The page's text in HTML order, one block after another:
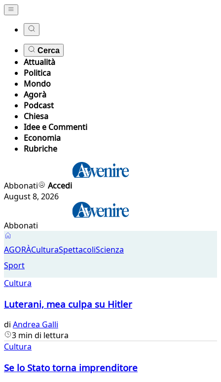
Cerca
Attualità
Politica
Mondo
Agorà
Podcast
Chiesa
Idee e Commenti
Economia
Rubriche
Abbonati
Accedi
August 8, 2026
Abbonati
Cultura
AGORÀCulturaSpettacoliScienza
Sport
Cultura
Luterani, mea culpa su Hitler
di Andrea Galli
3 min di lettura
Cultura
Se lo Stato torna imprenditore